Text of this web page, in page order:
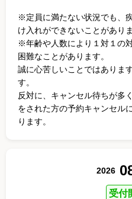
※定員に満たない状況でも、
け入れができないことがありま
※年齢や人数により１対１の
困難なことがあります。
誠に心苦しいことではありま
す。
反対に、キャンセル待ちが多
をされた方の予約キャンセル
ります。
2026/
受付